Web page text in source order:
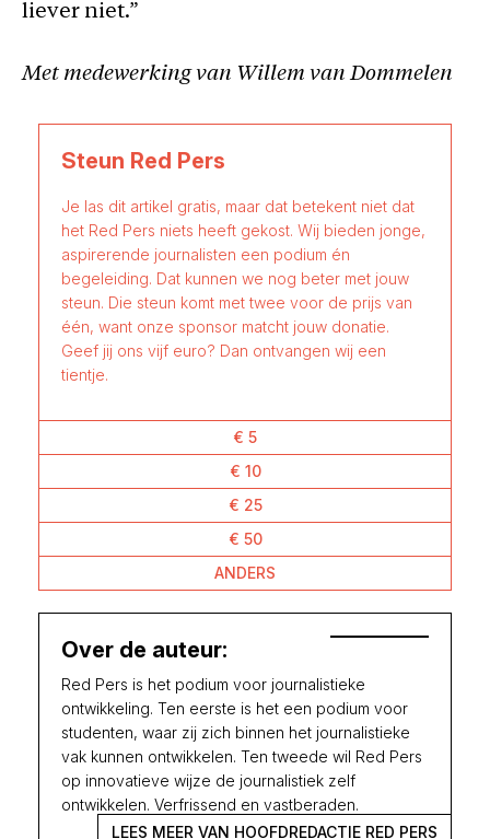
liever niet.”
Met medewerking van Willem van Dommelen
Steun Red Pers
Je las dit artikel gratis, maar dat betekent niet dat
het Red Pers niets heeft gekost. Wij bieden jonge,
aspirerende journalisten een podium én
begeleiding. Dat kunnen we nog beter met jouw
steun. Die steun komt met twee voor de prijs van
één, want onze sponsor matcht jouw donatie.
Geef jij ons vijf euro? Dan ontvangen wij een
tientje.
€ 5
€ 10
€ 25
€ 50
ANDERS
Over de auteur:
Red Pers is het podium voor journalistieke
ontwikkeling. Ten eerste is het een podium voor
studenten, waar zij zich binnen het journalistieke
vak kunnen ontwikkelen. Ten tweede wil Red Pers
op innovatieve wijze de journalistiek zelf
ontwikkelen. Verfrissend en vastberaden.
LEES MEER VAN HOOFDREDACTIE RED PERS